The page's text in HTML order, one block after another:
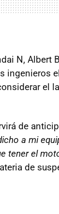
N, Albert
ingenieros
el
de
a mi
tener el
de